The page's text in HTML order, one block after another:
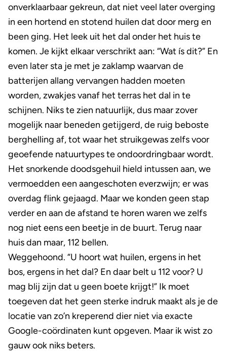
onverklaarbaar gekreun, dat niet veel later overging
in een hortend en stotend huilen dat door merg en
been ging. Het leek uit het dal onder het huis te
komen. Je kijkt elkaar verschrikt aan: “Wat ís dit?” En
even later sta je met je zaklamp waarvan de
batterijen allang vervangen hadden moeten
worden, zwakjes vanaf het terras het dal in te
schijnen. Niks te zien natuurlijk, dus maar zover
mogelijk naar beneden getijgerd, de ruig beboste
berghelling af, tot waar het struikgewas zelfs voor
geoefende natuurtypes te ondoordringbaar wordt.
Het snorkende doodsgehuil hield intussen aan, we
vermoedden een aangeschoten everzwijn; er was
overdag flink gejaagd. Maar we konden geen stap
verder en aan de afstand te horen waren we zelfs
nog niet eens een beetje in de buurt. Terug naar
huis dan maar, 112 bellen.
Weggehoond. “U hoort wat huilen, ergens in het
bos, ergens in het dal? En daar belt u 112 voor? U
mag blij zijn dat u geen boete krijgt!” Ik moet
toegeven dat het geen sterke indruk maakt als je de
locatie van zo’n kreperend dier niet via exacte
Google-coördinaten kunt opgeven. Maar ik wist zo
gauw ook niks beters.